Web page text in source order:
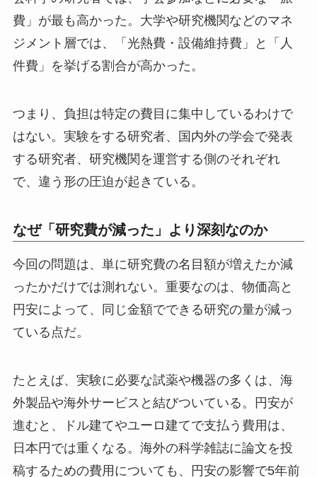
費」が最も高かった。大学や研究機関などのマネ
ジメント層では、「光熱費・設備維持費」と「人
件費」を挙げる割合が高かった。
つまり、負担は特定の費目に集中しているわけで
はない。実験をする研究者、国内外の学会で発表
する研究者、研究機関を運営する側のそれぞれ
で、違う形の圧迫が起きている。
なぜ「研究費が減った」より深刻なのか
今回の問題は、単に研究費の名目額が増えたか減
ったかだけでは測れない。重要なのは、物価高と
円安によって、同じ金額でできる研究の量が減っ
ている点だ。
たとえば、実験に必要な試薬や機器の多くは、海
外製品や海外サービスと結びついている。円安が
進むと、ドル建てやユーロ建てで支払う費用は、
日本円では重くなる。海外の科学雑誌に論文を投
稿するための費用についても、円安の影響で5年前